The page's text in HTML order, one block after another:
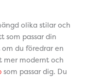
olika stilar och
passar din
du föredrar en
mer modernt och
som passar dig. Du